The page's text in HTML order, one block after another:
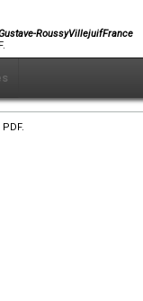
RoussyVillejuifFrance